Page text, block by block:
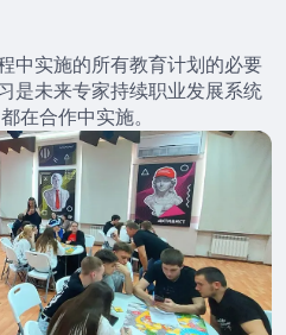
中实施的所有教育计划的必要
是未来专家持续职业发展系统
在合作中实施。